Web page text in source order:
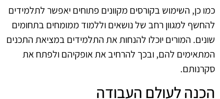
כמו כן, השימוש בקורסים מקוונים פתוחים יאפשר לתלמידים
להחשף למגוון רחב של נושאים וללמוד ממומחים בתחומים
שונים. המורים יוכלו להנחות את התלמידים במציאת התכנים
המתאימים להם, ובכך להרחיב את אופקיהם ולפתח את
סקרנותם.
הכנה לעולם העבודה